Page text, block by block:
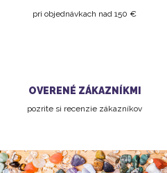
s
u
pri objednávkach nad 150 €
OVERENÉ ZÁKAZNÍKMI
pozrite si recenzie zákazníkov